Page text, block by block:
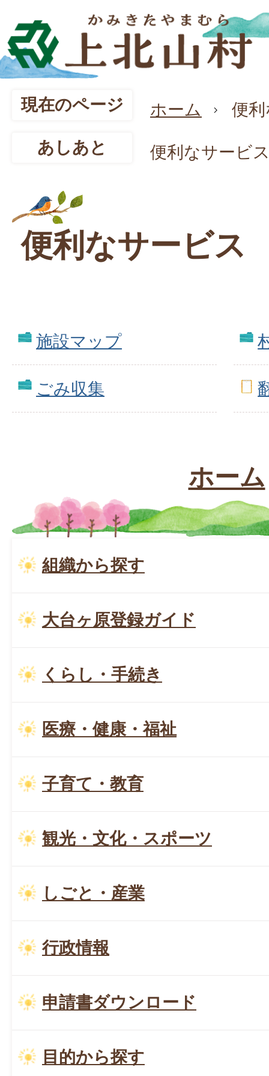
現在のページ ホーム 便
あしあと 便利なサービ
便利なサービス
施設マップ
ごみ収集
ホーム
組織から探す
大台ヶ原登録ガイド
くらし・手続き
医療・健康・福祉
子育て・教育
観光・文化・スポーツ
しごと・産業
行政情報
申請書ダウンロード
目的から探す